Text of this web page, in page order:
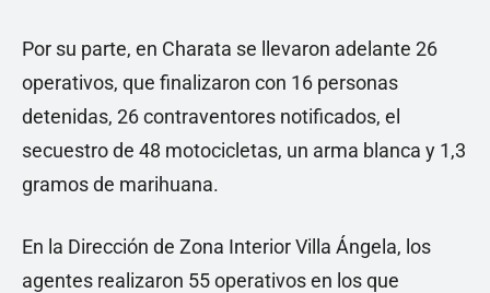
Por su parte, en Charata se llevaron adelante 26
operativos, que finalizaron con 16 personas
detenidas, 26 contraventores notificados, el
secuestro de 48 motocicletas, un arma blanca y 1,3
gramos de marihuana.
En la Dirección de Zona Interior Villa Ángela, los
agentes realizaron 55 operativos en los que